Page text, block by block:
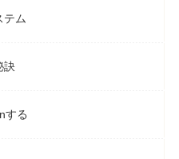
テム
訣
する